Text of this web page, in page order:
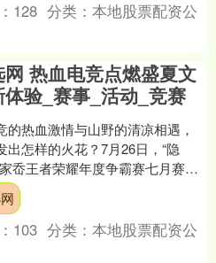
128 分类：本地股票配资公
网 热血电竞点燃盛夏文
体验_赛事_活动_竞赛
的热血激情与山野的清凉相遇，
出怎样的火花？7月26日，“隐
岙王者荣耀年度争霸赛七月赛在
海黄坛镇金家岙村热血开战。这
战峡谷·山野....
103 分类：本地股票配资公